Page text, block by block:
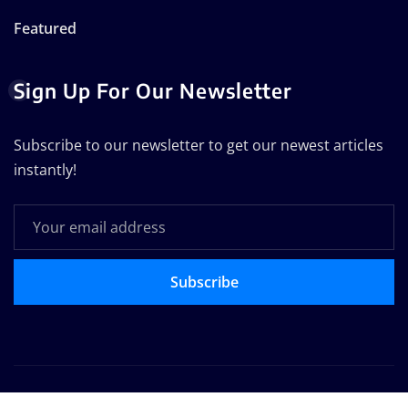
Featured
Sign Up For Our Newsletter
Subscribe to our newsletter to get our newest articles
instantly!
Subscribe
Copyright © 2025 | Powered byWordPress|Seattle